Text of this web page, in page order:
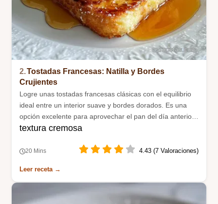
2.Tostadas Francesas: Natilla y Bordes
Crujientes
Logre unas tostadas francesas clásicas con el equilibrio
ideal entre un interior suave y bordes dorados. Es una
opción excelente para aprovechar el pan del día anterior
con un toque dulce.
textura cremosa
20 Mins 4.43 (7 Valoraciones)
Leer receta →